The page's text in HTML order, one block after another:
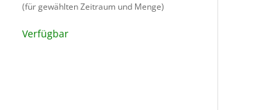
(für gewählten Zeitraum und Menge)
Verfügbar